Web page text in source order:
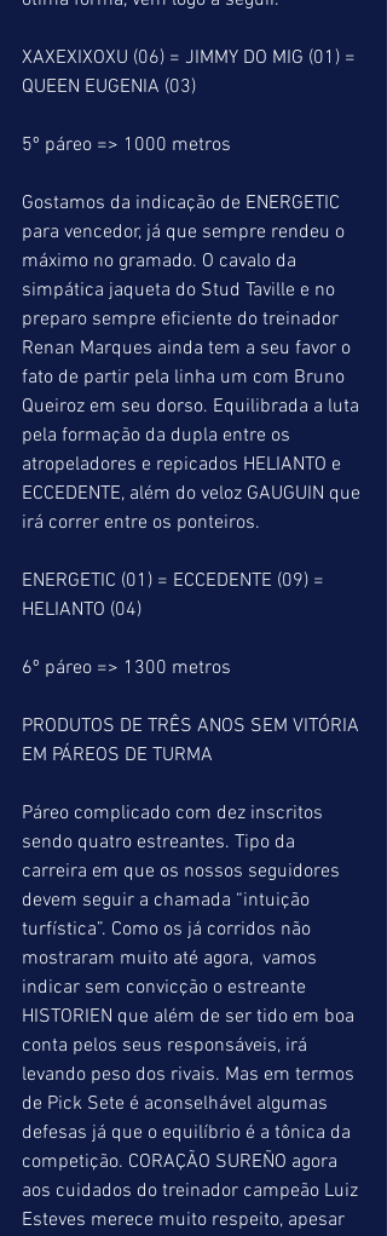
XAXEXIXOXU (06) = JIMMY DO MIG (01) =
QUEEN EUGENIA (03)
5º páreo => 1000 metros
Gostamos da indicação de ENERGETIC
para vencedor, já que sempre rendeu o
máximo no gramado. O cavalo da
simpática jaqueta do Stud Taville e no
preparo sempre eficiente do treinador
Renan Marques ainda tem a seu favor o
fato de partir pela linha um com Bruno
Queiroz em seu dorso. Equilibrada a luta
pela formação da dupla entre os
atropeladores e repicados HELIANTO e
ECCEDENTE, além do veloz GAUGUIN que
irá correr entre os ponteiros.
ENERGETIC (01) = ECCEDENTE (09) =
HELIANTO (04)
6º páreo => 1300 metros
PRODUTOS DE TRÊS ANOS SEM VITÓRIA
EM PÁREOS DE TURMA
Páreo complicado com dez inscritos
sendo quatro estreantes. Tipo da
carreira em que os nossos seguidores
devem seguir a chamada “intuição
turfística”. Como os já corridos não
mostraram muito até agora,  vamos
indicar sem convicção o estreante
HISTORIEN que além de ser tido em boa
conta pelos seus responsáveis, irá
levando peso dos rivais. Mas em termos
de Pick Sete é aconselhável algumas
defesas já que o equilíbrio é a tônica da
competição. CORAÇÃO SUREÑO agora
aos cuidados do treinador campeão Luiz
Esteves merece muito respeito, apesar